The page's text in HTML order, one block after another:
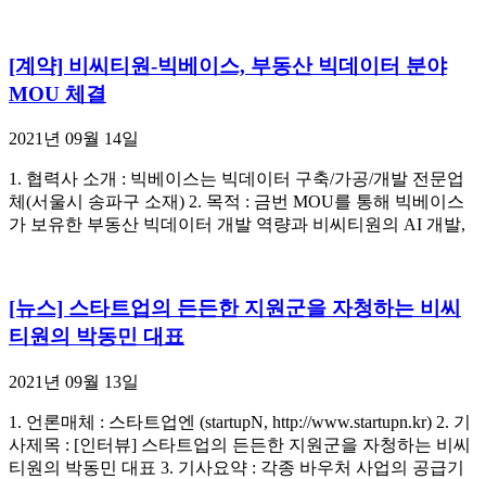
[계약] 비씨티원-빅베이스, 부동산 빅데이터 분야
MOU 체결
2021년 09월 14일
1. 협력사 소개 : 빅베이스는 빅데이터 구축/가공/개발 전문업
체(서울시 송파구 소재) 2. 목적 : 금번 MOU를 통해 빅베이스
가 보유한 부동산 빅데이터 개발 역량과 비씨티원의 AI 개발,
[뉴스] 스타트업의 든든한 지원군을 자청하는 비씨
티원의 박동민 대표
2021년 09월 13일
1. 언론매체 : 스타트업엔 (startupN, http://www.startupn.kr) 2. 기
사제목 : [인터뷰] 스타트업의 든든한 지원군을 자청하는 비씨
티원의 박동민 대표 3. 기사요약 : 각종 바우처 사업의 공급기